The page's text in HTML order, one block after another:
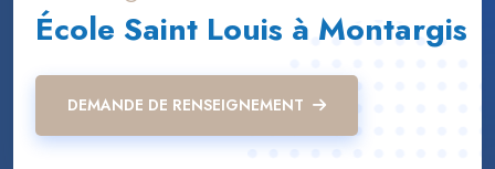
École Saint Louis à Montargis
DEMANDE DE RENSEIGNEMENT